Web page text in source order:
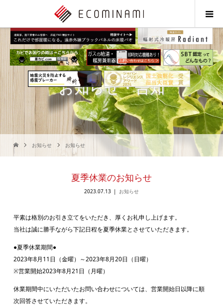
お知らせ・告知
お知らせ お知らせ
夏季休業のお知らせ
2023.07.13 お知らせ
平素は格別のお引き立てをいただき、厚くお礼申し上げます。
当社は誠に勝手ながら下記日程を夏季休業とさせていただきます。
●夏季休業期間●
2023年8月11日（金曜）～2023年8月20日（日曜）
※営業開始2023年8月21日（月曜）
休業期間中にいただいたお問い合わせについては、営業開始日以降に順
次回答させていただきます。